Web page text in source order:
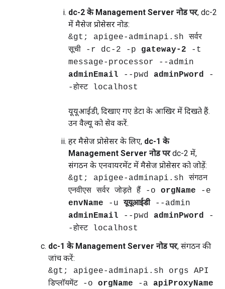
dc-2 के Management Server नोड पर, dc-2
में मैसेज प्रोसेसर नोड:
&gt; apigee-adminapi.sh सर्वर
सूची -r dc-2 -p gateway-2 -t
message-processor --admin
adminEmail --pwd adminPword -
-होस्ट localhost
यूयूआईडी, दिखाए गए डेटा के आखिर में दिखते हैं.
उन वैल्यू को सेव करें.
हर मैसेज प्रोसेसर के लिए, dc-1 के
Management Server नोड परdc-2 में,
संगठन के एनवायरमेंट में मैसेज प्रोसेसर को जोड़ें:
&gt; apigee-adminapi.sh संगठन
एनवीएस सर्वर जोड़ते हैं -o orgName -e
envName -uयूयूआईडी--admin
adminEmail --pwd adminPword -
-होस्ट localhost
dc-1 के Management Server नोड पर, संगठन की
जांच करें:
&gt; apigee-adminapi.sh orgs API
डिप्लॉयमेंट -o orgName -a apiProxyName